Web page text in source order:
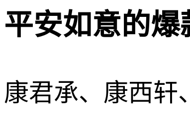
平安如意的
康君承、康西轩